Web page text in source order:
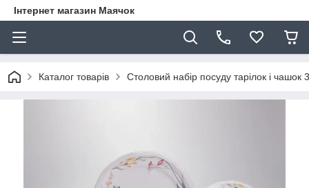
Інтернет магазин Маячок
Каталог товарів Столовий набір посуду тарілок і